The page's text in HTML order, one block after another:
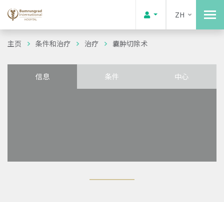
ZH
主页 条件和治疗 治疗 囊肿切除术
信息 条件 中心